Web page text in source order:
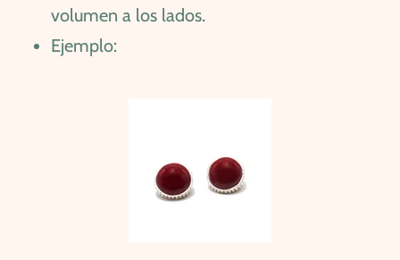
volumen a los lados.
Ejemplo: